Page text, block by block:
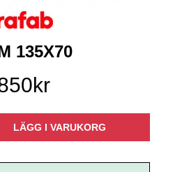
135X70